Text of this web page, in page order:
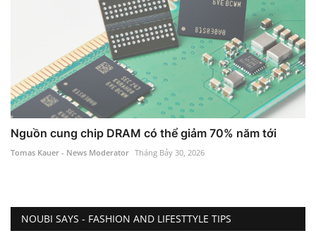
Nguồn cung chip DRAM có thể giảm 70% năm tới
Tomas Kauer - News Moderator Tháng Bảy 30, 2026
NOUBI SAYS - FASHION AND LIFESTTYLE TIPS